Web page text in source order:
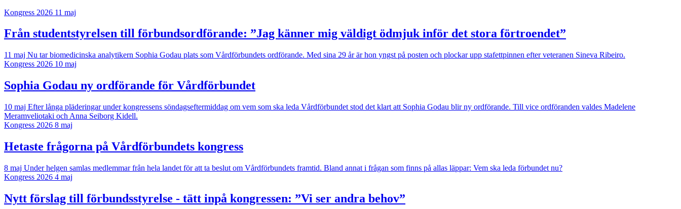
Kongress 2026 11 maj
Från studentstyrelsen till förbundsordförande: ”Jag känner mig väldigt ödmjuk inför det stora förtroendet”
11 maj Nu tar biomedicinska analytikern Sophia Godau plats som Vårdförbundets ordförande. Med sina 29 år är hon yngst på posten och plockar upp stafettpinnen efter veteranen Sineva Ribeiro.
Kongress 2026 10 maj
Sophia Godau ny ordförande för Vårdförbundet
10 maj Efter långa pläderingar under kongressens söndagseftermiddag om vem som ska leda Vårdförbundet stod det klart att Sophia Godau blir ny ordförande. Till vice ordföranden valdes Madelene
Meramveliotaki och Anna Seiborg Kidell.
Kongress 2026 8 maj
Hetaste frågorna på Vårdförbundets kongress
8 maj Under helgen samlas medlemmar från hela landet för att ta beslut om Vårdförbundets framtid. Bland annat i frågan som finns på allas läppar: Vem ska leda förbundet nu?
Kongress 2026 4 maj
Nytt förslag till förbundsstyrelse - tätt inpå kongressen: ”Vi ser andra behov”